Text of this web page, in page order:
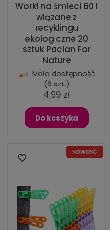
Worki na śmieci 60 l
wiązane z
recyklingu
ekologiczne 20
sztuk Paclan For
Nature
Mała dostępność
(6 szt.)
4,99 zł
Do koszyka